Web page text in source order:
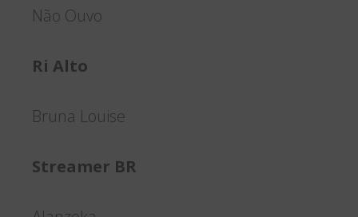
Não Ouvo
Ri Alto
Bruna Louise
Streamer BR